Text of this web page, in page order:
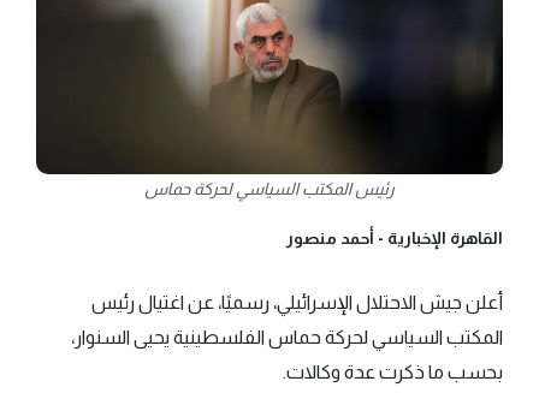
رئيس المكتب السياسي لحركة حماس
القاهرة الإخبارية - أحمد منصور
أعلن جيش الاحتلال الإسرائيلي، رسميًا، عن اغتيال رئيس
المكتب السياسي لحركة حماس الفلسطينية يحيى السنوار،
بحسب ما ذكرت عدة وكالات.